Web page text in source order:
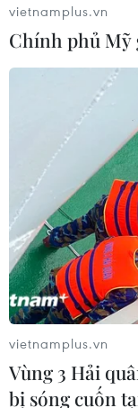
vietnamplus.vn
Chính phủ Mỹ
vietnamplus.vn
Vùng 3 Hải
bị sóng cuốn